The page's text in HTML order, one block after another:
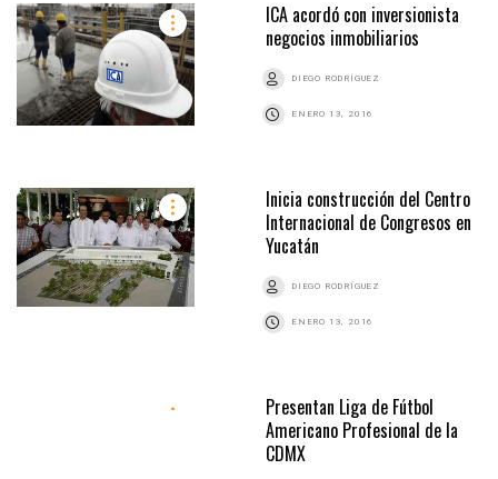
ICA acordó con inversionista
negocios inmobiliarios
DIEGO RODRÍGUEZ
ENERO 13, 2016
Inicia construcción del Centro
Internacional de Congresos en
Yucatán
DIEGO RODRÍGUEZ
ENERO 13, 2016
Presentan Liga de Fútbol
Americano Profesional de la
CDMX